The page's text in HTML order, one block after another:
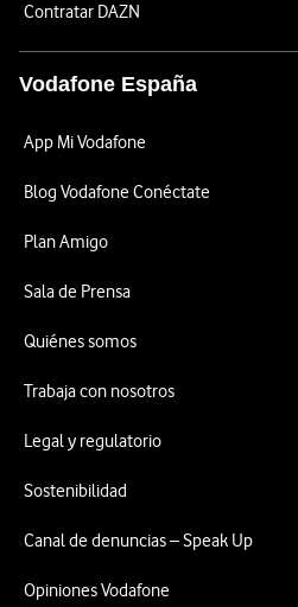
Contratar DAZN
Vodafone España
App Mi Vodafone
Blog Vodafone Conéctate
Plan Amigo
Sala de Prensa
Quiénes somos
Trabaja con nosotros
Legal y regulatorio
Sostenibilidad
Canal de denuncias – Speak Up
Opiniones Vodafone